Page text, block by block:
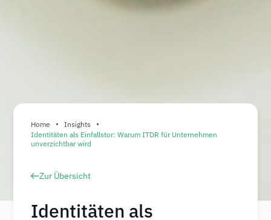
Home
Insights
Identitäten als Einfallstor: Warum ITDR für Unternehmen
unverzichtbar wird
Zur Übersicht
Identitäten als